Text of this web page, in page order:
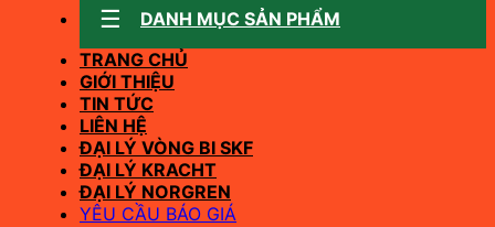
DANH MỤC SẢN PHẨM
TRANG CHỦ
GIỚI THIỆU
TIN TỨC
LIÊN HỆ
ĐẠI LÝ VÒNG BI SKF
ĐẠI LÝ KRACHT
ĐẠI LÝ NORGREN
YÊU CẦU BÁO GIÁ